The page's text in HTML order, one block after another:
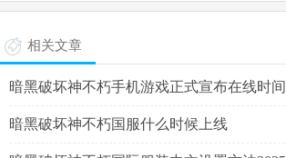
相关文章
暗黑破坏神不朽手机游戏正式宣布在线时间
暗黑破坏神不朽国服什么时候上线